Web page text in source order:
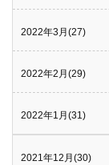
2022年3月(27)
2022年2月(29)
2022年1月(31)
2021年12月(30)